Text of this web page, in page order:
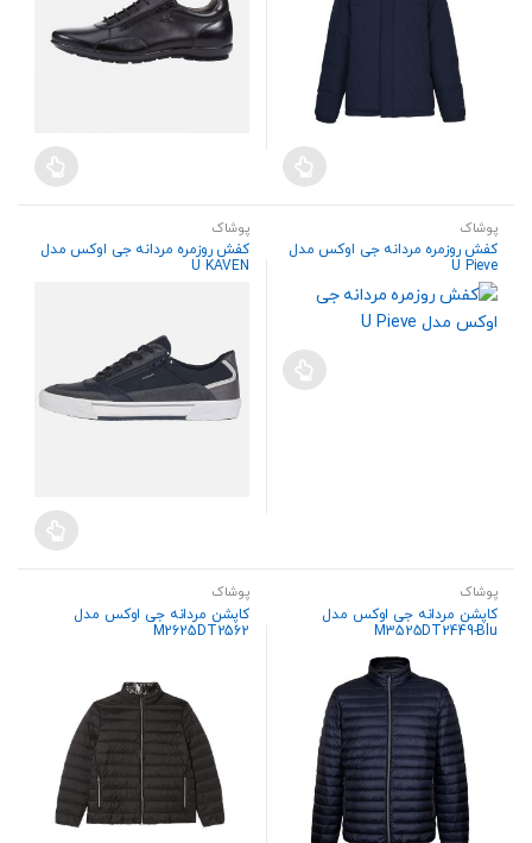
پوشاک
کفش روزمره مردانه جی اوکس مدل
U Pieve
پوشاک
کفش روزمره مردانه جی اوکس مدل
U KAVEN
پوشاک
کاپشن مردانه جی اوکس مدل
M3525DT2449-Blu
پوشاک
کاپشن مردانه جی اوکس مدل
M2625DT2562